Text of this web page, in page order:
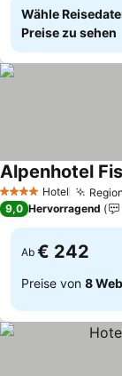
Wähle
Preise zu sehen
4 Sterne Hotel
Alpenhotel
9,0 Hervorragend
Ab € 242
Preise von 8